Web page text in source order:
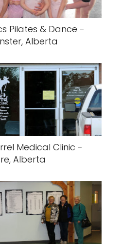
Pilates & Dance -
Alberta
Medical Clinic -
Alberta